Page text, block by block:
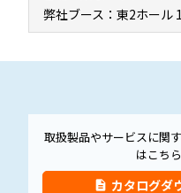
弊社ブース：東2ホール
取扱製品やサービスに関
はこちら
description カタログダ